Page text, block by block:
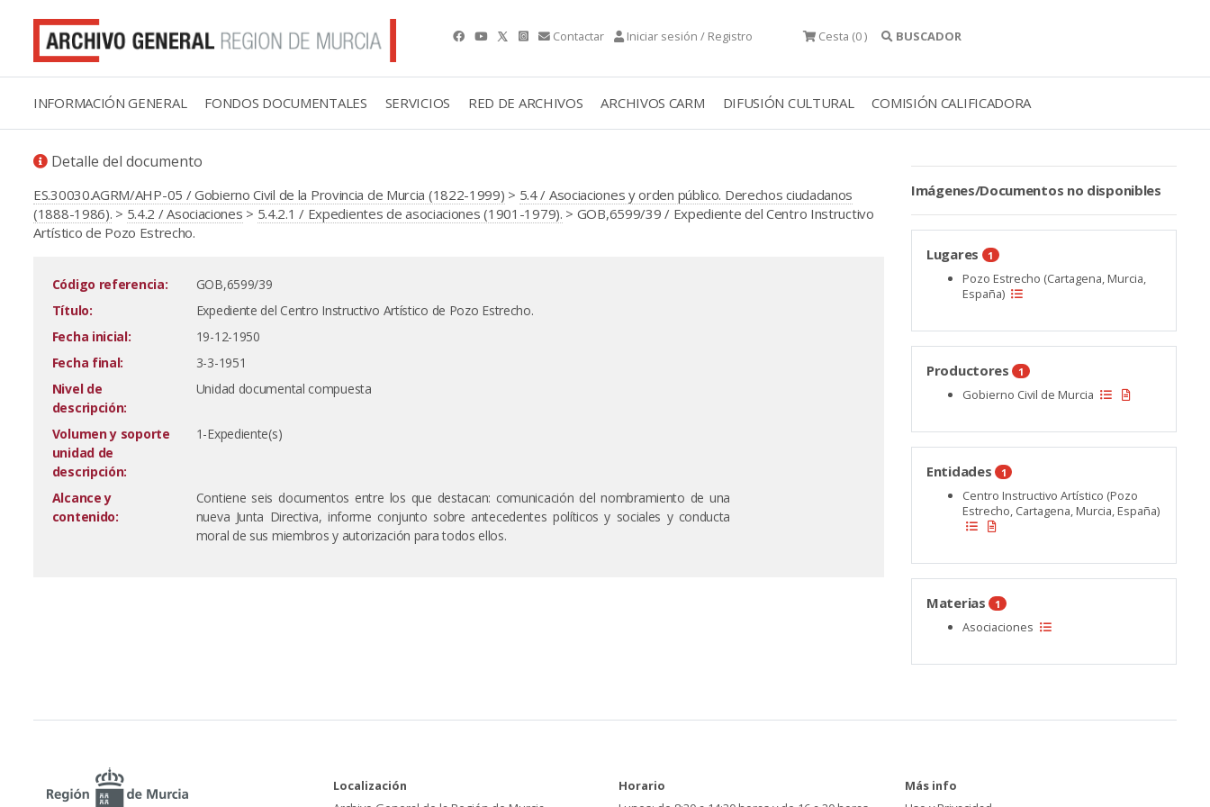
Contactar Iniciar sesión / Registro Cesta (0 ) BUSCADOR
INFORMACIÓN GENERAL FONDOS DOCUMENTALES SERVICIOS RED DE ARCHIVOS ARCHIVOS CARM DIFUSIÓN CULTURAL COMISIÓN CALIFICADORA
Detalle del documento
ES.30030.AGRM/AHP-05 / Gobierno Civil de la Provincia de Murcia (1822-1999) > 5.4 / Asociaciones y orden público. Derechos ciudadanos
(1888-1986). > 5.4.2 / Asociaciones > 5.4.2.1 / Expedientes de asociaciones (1901-1979). > GOB,6599/39 / Expediente del Centro Instructivo
Artístico de Pozo Estrecho.
Código referencia:
GOB,6599/39
Título:
Expediente del Centro Instructivo Artístico de Pozo Estrecho.
Fecha inicial:
19-12-1950
Fecha final:
3-3-1951
Nivel de
descripción:
Unidad documental compuesta
Volumen y soporte
unidad de
descripción:
1-Expediente(s)
Alcance y
contenido:
Contiene seis documentos entre los que destacan: comunicación del nombramiento de una
nueva Junta Directiva, informe conjunto sobre antecedentes políticos y sociales y conducta
moral de sus miembros y autorización para todos ellos.
Imágenes/Documentos no disponibles
Lugares 1
Pozo Estrecho (Cartagena, Murcia,
España)
Productores 1
Gobierno Civil de Murcia
Entidades 1
Centro Instructivo Artístico (Pozo
Estrecho, Cartagena, Murcia, España)
Materias 1
Asociaciones
Localización
Horario
Más info